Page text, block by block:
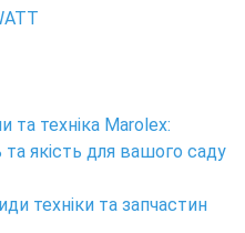
та техніка Marolex:
та якість для вашого саду
техніки та запчастин